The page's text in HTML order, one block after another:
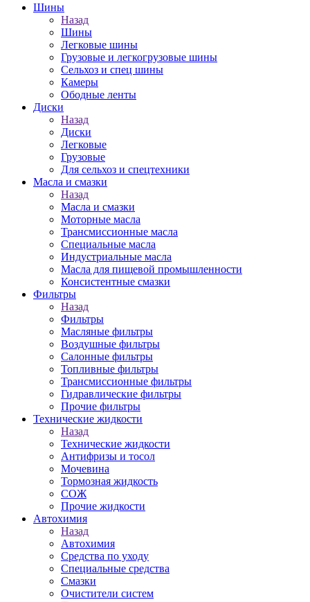
Шины
Назад
Шины
Легковые шины
Грузовые и легкогрузовые шины
Сельхоз и спец шины
Камеры
Ободные ленты
Диски
Назад
Диски
Легковые
Грузовые
Для сельхоз и спецтехники
Масла и смазки
Назад
Масла и смазки
Моторные масла
Трансмиссионные масла
Специальные масла
Индустриальные масла
Масла для пищевой промышленности
Консистентные смазки
Фильтры
Назад
Фильтры
Масляные фильтры
Воздушные фильтры
Салонные фильтры
Топливные фильтры
Трансмиссионные фильтры
Гидравлические фильтры
Прочие фильтры
Технические жидкости
Назад
Технические жидкости
Антифризы и тосол
Мочевина
Тормозная жидкость
СОЖ
Прочие жидкости
Автохимия
Назад
Автохимия
Средства по уходу
Специальные средства
Смазки
Очистители систем